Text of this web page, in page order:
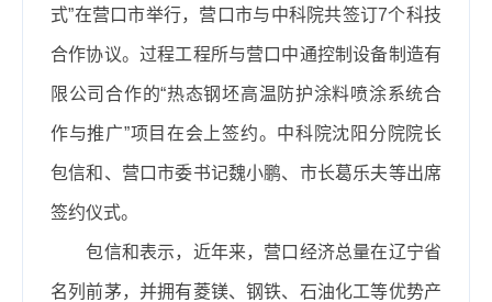
式”在营口市举行， 营口市与中科院共签订7个科技
合作协议。过程工程所与营口中通控制设备制造有
限公司合作的“热态钢坯高温防护涂料喷涂系统合
作与推广”项目在会上签约。中科院沈阳分院院长
包信和、营口市委书记魏小鹏、市长葛乐夫等出席
签约仪式。
包信和表示，近年来，营口经济总量在辽宁省
名列前茅，并拥有菱镁、钢铁、石油化工等优势产